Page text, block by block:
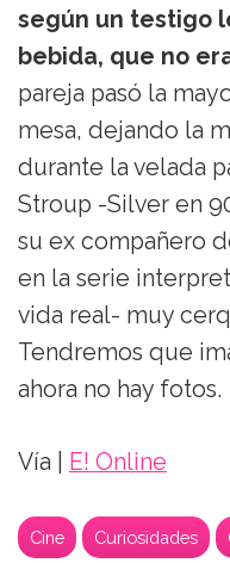
según un testigo
bebida, que no
pareja pasó la
mesa, dejando la
durante la velada
Stroup -Silver en
su ex compañero
en la serie
vida real- muy
Tendremos que
ahora no hay fotos.
Vía | E! Online
Cine Curiosidades